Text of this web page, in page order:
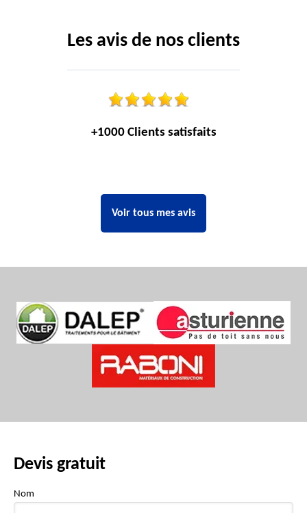
Les avis de nos clients
+1000 Clients satisfaits
Voir tous mes avis
Devis gratuit
Nom